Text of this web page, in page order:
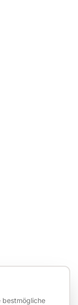
bestmögliche